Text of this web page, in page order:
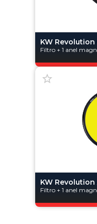
KW Revolution
Filtro + 1 anel
KW
Filtro + 1 anel